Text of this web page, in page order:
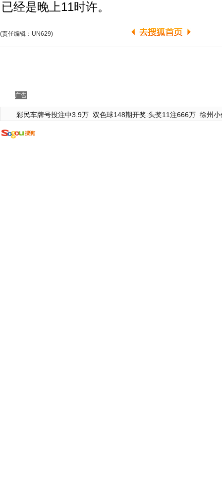
已经是晚上11时许。
(责任编辑：UN629)
广告
彩民车牌号投注中3.9万 双色球148期开奖:头奖11注666万 徐州